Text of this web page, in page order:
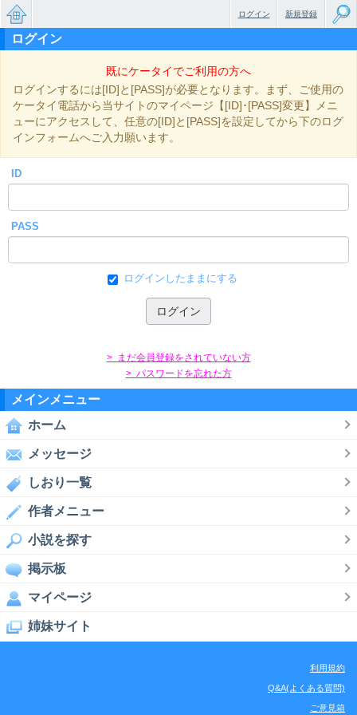
無料で
っと大
小説
新規登録
ログイン
ログイン
既にケータイでご利用の方へ
ログインするには[ID]と[PASS]が必要となります。まず、ご使用の
ケータイ電話から当サイトのマイページ【[ID]･[PASS]変更】メニ
ューにアクセスして、任意の[ID]と[PASS]を設定してから下のログ
インフォームへご入力願います。
ID
PASS
ログインしたままにする
> まだ会員登録をされていない方
> パスワードを忘れた方
メインメニュー
ホーム
メッセージ
しおり一覧
作者メニュー
小説を探す
掲示板
マイページ
姉妹サイト
利用規約
Q&A(よくある質問)
ご意見箱